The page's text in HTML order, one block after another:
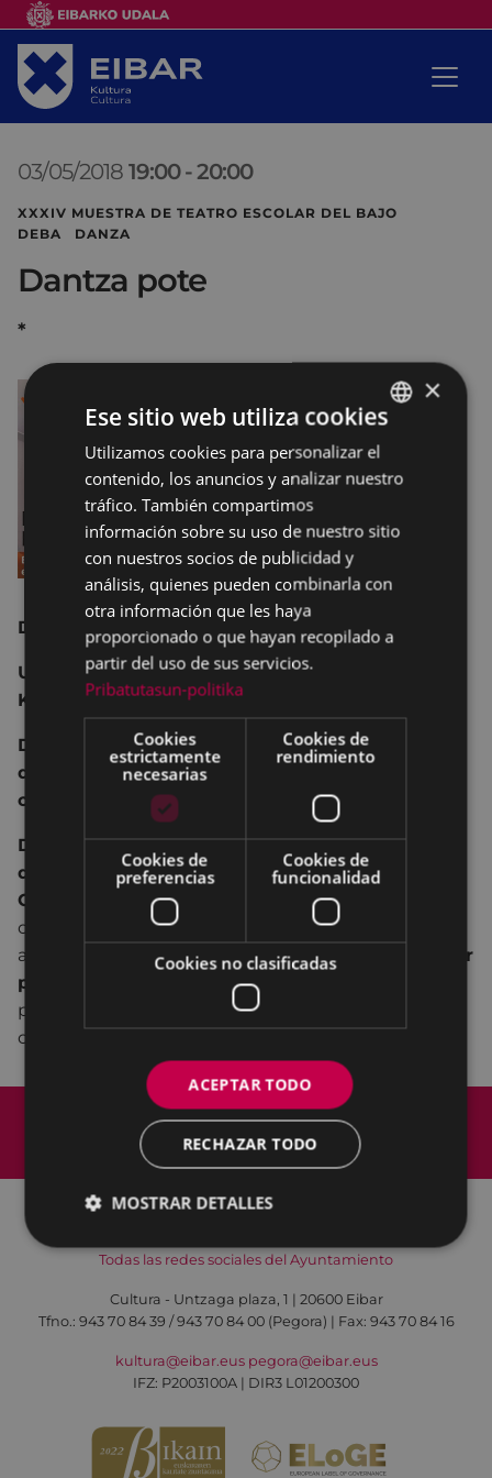
03/05/2018 19:00 -20:00
XXXIV MUESTRA DE TEATRO ESCOLAR DEL BAJO
DEBA DANZA
Dantza pote
*
DANTZAZ Konpainia - Gipuzkoa
Urkizu, Ibarkurutze, Kultu, Birjiñape, Guridi,
Kontent, Slow
De bar en bar, una oportunidad única de
disfrutar de la danza contemporánea, cercana y
cómplice.
Dantza Pote es una oportunidad para disfrutar
de la danza contemporánea en la calle o bares
Cada siete minutos
, Dantza Pote pasa de un bar a
otro, de una calle a otra, y consigue cambiar los
ambientes cuando de improviso empiezan a bailar
personas, mezcladas entre la gente
persona que está sentada o situada a tu lado… ¡Y
comienzan a bailar!
Mapa del Sitio
Aviso legal
Política de cookies
Contacto
Accesibilidad
Todas las redes sociales del Ayuntamiento
Cultura - Untzaga plaza, 1 | 20600 Eibar
Tfno.: 943 70 84 39 / 943 70 84 00 (Pegora) | Fax: 943 70 84 16
kultura@eibar.eus pegora@eibar.eus
IFZ: P2003100A | DIR3 L01200300
BASQUE
SPANISH
×
Ese sitio web utiliza cookies
Utilizamos cookies para personalizar el
contenido, los anuncios y analizar nuestro
tráfico. También compartimos
información sobre su uso de nuestro sitio
con nuestros socios de publicidad y
análisis, quienes pueden combinarla con
otra información que les haya
proporcionado o que hayan recopilado a
partir del uso de sus servicios.
Pribatutasun-politika
Cookies
estrictamente
necesarias
Cookies de
rendimiento
Cookies de
preferencias
Cookies de
funcionalidad
Cookies no clasificadas
ACEPTAR TODO
RECHAZAR TODO
MOSTRAR DETALLES